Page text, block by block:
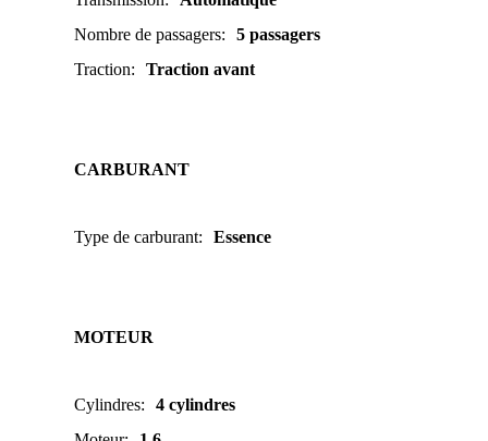
Nombre de passagers:
5 passagers
Traction: Traction avant
CARBURANT
Type de carburant: Essence
MOTEUR
Cylindres:
4 cylindres